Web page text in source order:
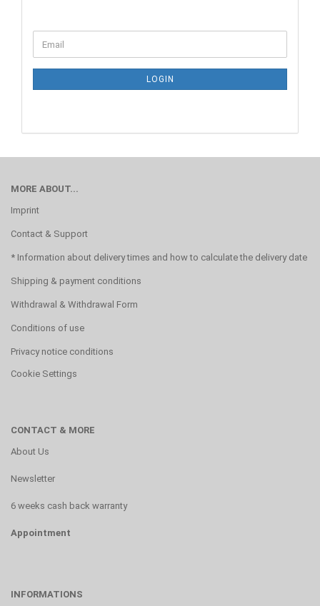
TO
PAGE
Email
LOGIN
MORE ABOUT...
Imprint
Contact & Support
* Information about delivery times and how to calculate the delivery date
Shipping & payment conditions
Withdrawal & Withdrawal Form
Conditions of use
Privacy notice conditions
Cookie Settings
CONTACT & MORE
About Us
Newsletter
6 weeks cash back warranty
Appointment
INFORMATIONS